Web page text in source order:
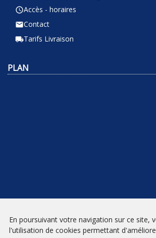
query_builderAccès - horaires
emailContact
local_shippingTarifs Livraison
PLAN
En poursuivant votre navigation sur ce site,
l'utilisation de cookies permettant